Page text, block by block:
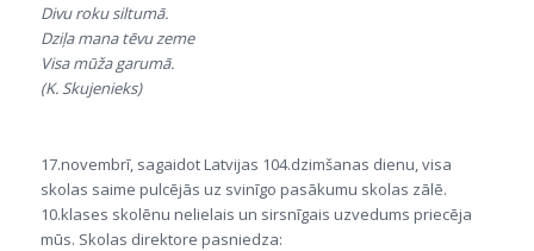
Divu roku siltumā.
Dziļa mana tēvu zeme
Visa mūža garumā.
(K. Skujenieks)
17.novembrī, sagaidot Latvijas 104.dzimšanas dienu, visa
skolas saime pulcējās uz svinīgo pasākumu skolas zālē.
10.klases skolēnu nelielais un sirsnīgais uzvedums priecēja
mūs. Skolas direktore pasniedza: